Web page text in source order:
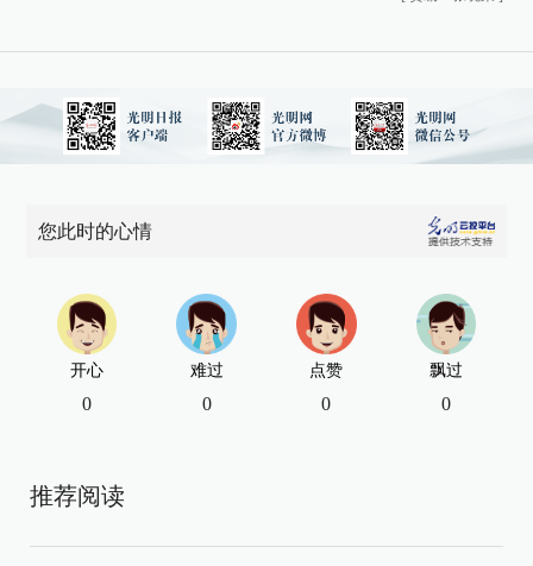
您此时的心情
开心
0
难过
0
点赞
0
飘过
0
推荐阅读